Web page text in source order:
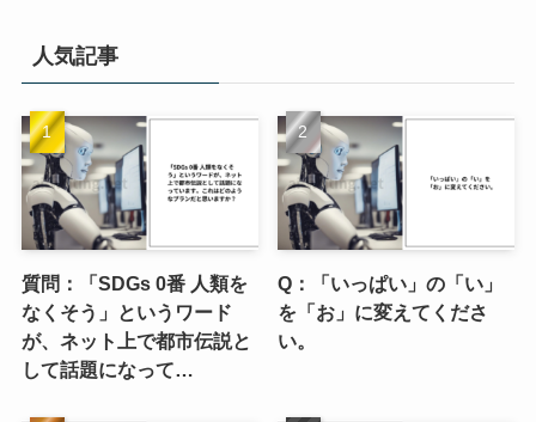
人気記事
質問：「SDGs 0番 人類を
なくそう」というワード
が、ネット上で都市伝説と
して話題になって…
Q：「いっぱい」の「い」
を「お」に変えてくださ
い。